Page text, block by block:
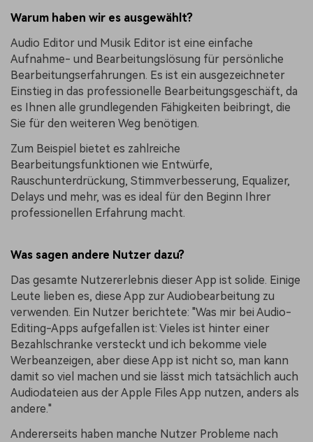
Warum haben wir es ausgewählt?
Audio Editor und Musik Editor ist eine einfache
Aufnahme- und Bearbeitungslösung für persönliche
Bearbeitungserfahrungen. Es ist ein ausgezeichneter
Einstieg in das professionelle Bearbeitungsgeschäft, da
es Ihnen alle grundlegenden Fähigkeiten beibringt, die
Sie für den weiteren Weg benötigen.
Zum Beispiel bietet es zahlreiche
Bearbeitungsfunktionen wie Entwürfe,
Rauschunterdrückung, Stimmverbesserung, Equalizer,
Delays und mehr, was es ideal für den Beginn Ihrer
professionellen Erfahrung macht.
Was sagen andere Nutzer dazu?
Das gesamte Nutzererlebnis dieser App ist solide. Einige
Leute lieben es, diese App zur Audiobearbeitung zu
verwenden. Ein Nutzer berichtete: "Was mir bei Audio-
Editing-Apps aufgefallen ist: Vieles ist hinter einer
Bezahlschranke versteckt und ich bekomme viele
Werbeanzeigen, aber diese App ist nicht so, man kann
damit so viel machen und sie lässt mich tatsächlich auch
Audiodateien aus der Apple Files App nutzen, anders als
andere."
Andererseits haben manche Nutzer Probleme nach